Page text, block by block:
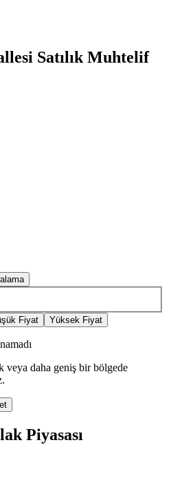
Satılık Muhtelif
Fiyat Yüksek Fiyat
veya daha geniş bir bölgede
Piyasası